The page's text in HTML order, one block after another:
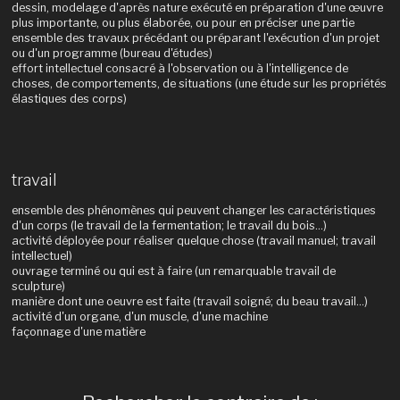
dessin, modelage d'après nature exécuté en préparation d'une œuvre
plus importante, ou plus élaborée, ou pour en préciser une partie
ensemble des travaux précédant ou préparant l'exécution d'un projet
ou d'un programme (bureau d'études)
effort intellectuel consacré à l'observation ou à l'intelligence de
choses, de comportements, de situations (une étude sur les propriétés
élastiques des corps)
travail
ensemble des phénomènes qui peuvent changer les caractéristiques
d'un corps (le travail de la fermentation; le travail du bois...)
activité déployée pour réaliser quelque chose (travail manuel; travail
intellectuel)
ouvrage terminé ou qui est à faire (un remarquable travail de
sculpture)
manière dont une oeuvre est faite (travail soigné; du beau travail...)
activité d'un organe, d'un muscle, d'une machine
façonnage d'une matière